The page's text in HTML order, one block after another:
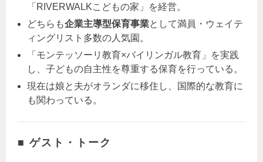
「RIVERWALKこどもの家」を経営。
どちらも企業主導型保育事業として満員・ウェイテ
ィングリスト多数の人気園。
「モンテッソーリ教育×バイリンガル教育」を実践
し、子どもの自主性を尊重する保育を行っている。
現在は娘と夫がオランダに移住し、国際的な教育に
も関わっている。
■ ゲスト・トーク